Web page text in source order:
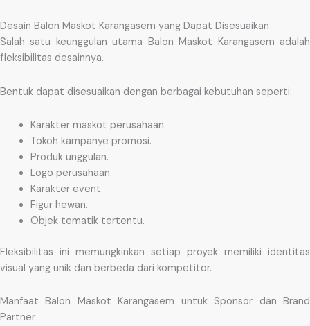
Desain Balon Maskot Karangasem yang Dapat Disesuaikan
Salah satu keunggulan utama Balon Maskot Karangasem adalah
fleksibilitas desainnya.
Bentuk dapat disesuaikan dengan berbagai kebutuhan seperti:
Karakter maskot perusahaan.
Tokoh kampanye promosi.
Produk unggulan.
Logo perusahaan.
Karakter event.
Figur hewan.
Objek tematik tertentu.
Fleksibilitas ini memungkinkan setiap proyek memiliki identitas
visual yang unik dan berbeda dari kompetitor.
Manfaat Balon Maskot Karangasem untuk Sponsor dan Brand
Partner